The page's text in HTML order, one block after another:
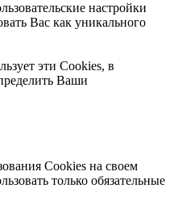
настройки
Вас как уникального
эти Cookies, в
Ваши
Cookies на своем
только обязательные